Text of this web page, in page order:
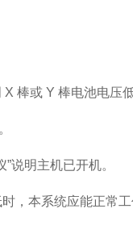
棒或 Y 棒电池电压低
说明主机已开机。
时，本系统应能正